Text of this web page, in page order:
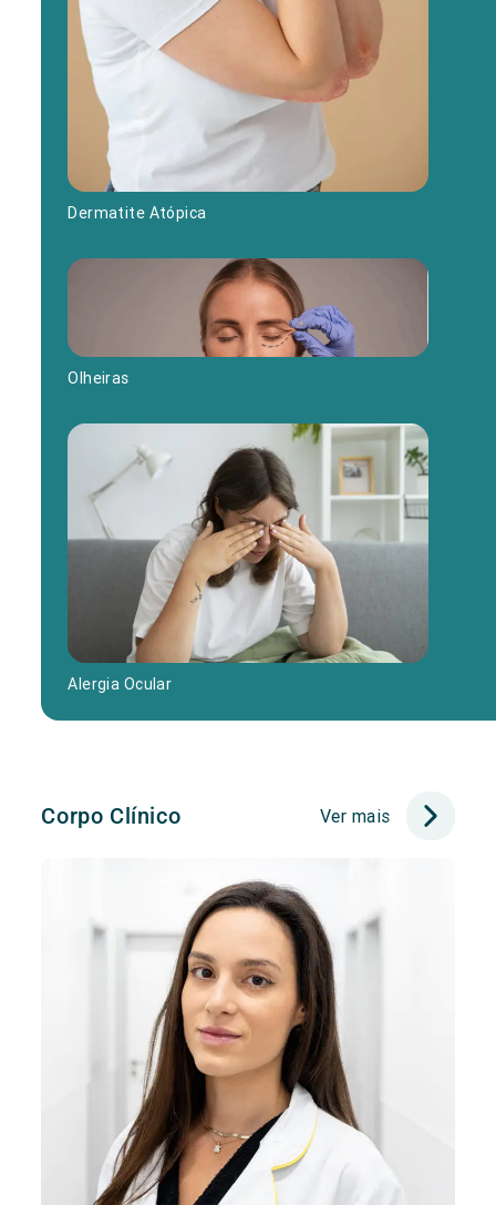
Dermatite Atópica
Olheiras
Alergia Ocular
Corpo Clínico Ver mais